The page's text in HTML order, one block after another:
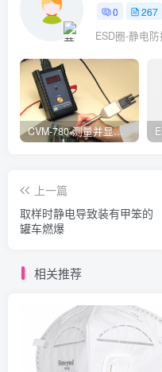
0 267
CVM-780 测量并显示实时静电压数据、操作说明
上一篇
取样时静电导致装有甲笨的
罐车燃爆
相关推荐